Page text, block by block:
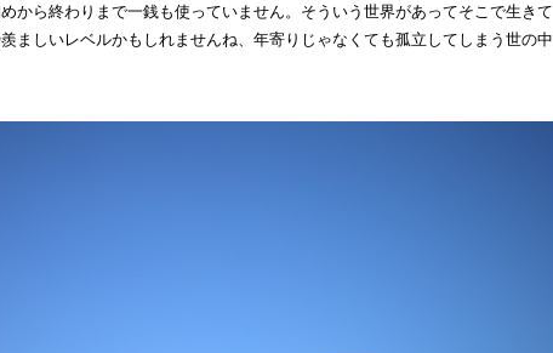
から終わりまで一銭も使っていません。そういう世界があってそこで生きて
ましいレベルかもしれませんね、年寄りじゃなくても孤立してしまう世の中